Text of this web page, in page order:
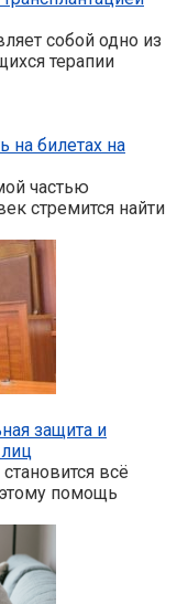
собой одно из
терапии
на билетах на
частью
стремится найти
защита и
всё
помощь